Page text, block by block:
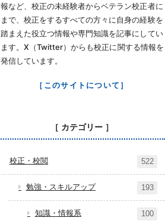
報など、校正の未経験者からベテラン校正者に
まで、校正をするすべての方々に自身の経験を
踏まえた役立つ情報や専門知識を記事にしてい
ます。X（Twitter）からも校正に関する情報を
発信しています。
［このサイトについて］
［ カテゴリー ］
校正・校閲 522
勉強・スキルアップ 193
知識・情報系 100